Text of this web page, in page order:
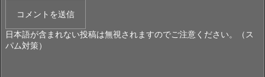
日本語が含まれない投稿は無視されますのでご注意ください。（ス
パム対策）